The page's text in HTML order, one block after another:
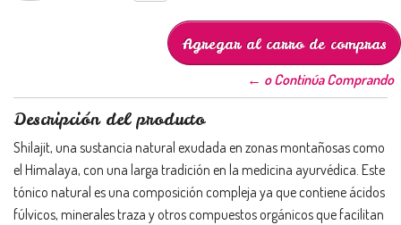
← o Continúa Comprando
Descripción del producto
Shilajit, una sustancia natural exudada en zonas montañosas como
el Himalaya, con una larga tradición en la medicina ayurvédica. Este
tónico natural es una composición compleja ya que contiene ácidos
fúlvicos, minerales traza y otros compuestos orgánicos que facilitan